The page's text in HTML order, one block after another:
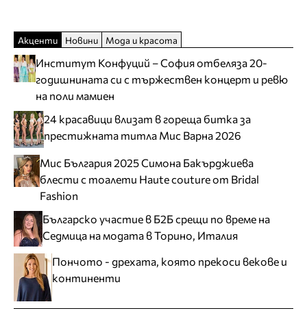
Акценти Новини Мода и красота
Институт Конфуций – София отбеляза 20-
годишнината си с тържествен концерт и ревю
на поли мамиен
24 красавици влизат в гореща битка за
престижната титла Мис Варна 2026
Мис България 2025 Симона Бакърджиева
блести с тоалети Haute couture от Bridal
Fashion
Българско участие в Б2Б срещи по време на
Седмица на модата в Торино, Италия
Пончото - дрехата, която прекоси векове и
континенти